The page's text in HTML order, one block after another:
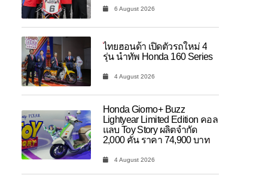
6 August 2026
ไทยฮอนด้า เปิดตัวรถใหม่ 4
รุ่น นำทัพ Honda 160 Series
4 August 2026
Honda Giorno+ Buzz
Lightyear Limited Edition คอล
แลบ Toy Story ผลิตจำกัด
2,000 คัน ราคา 74,900 บาท
4 August 2026